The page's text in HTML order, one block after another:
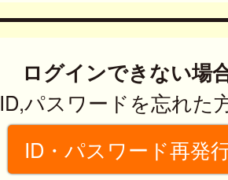
ログインできない場
ID,パスワードを忘れた
ID・パスワード再発